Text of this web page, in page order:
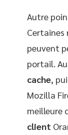
Autre
peuvent
portail.
cache,
Mozilla
meilleure
client